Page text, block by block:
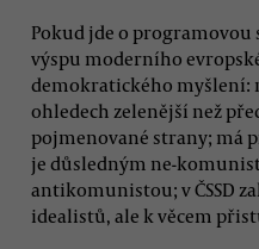
Pokud jde o programovou
výspu moderního
demokratického myšlení:
ohledech zelenější než
pojmenované strany; má
je důsledným ne-
antikomunistou; v ČSSD
idealistů, ale k věcem